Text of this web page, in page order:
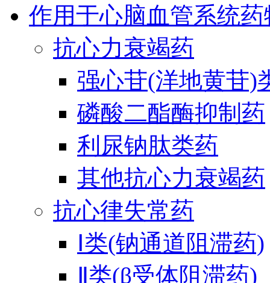
作用于心脑血管系统药
抗心力衰竭药
强心苷(洋地黄苷)
磷酸二酯酶抑制药
利尿钠肽类药
其他抗心力衰竭药
抗心律失常药
Ⅰ类(钠通道阻滞药)
Ⅱ类(β受体阻滞药)